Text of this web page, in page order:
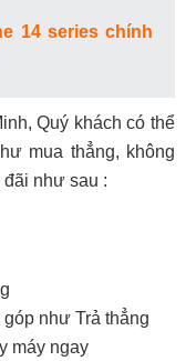
14 series chính
Quý khách có thể
mua thẳng, không
như sau :
như Trả thẳng
ngay